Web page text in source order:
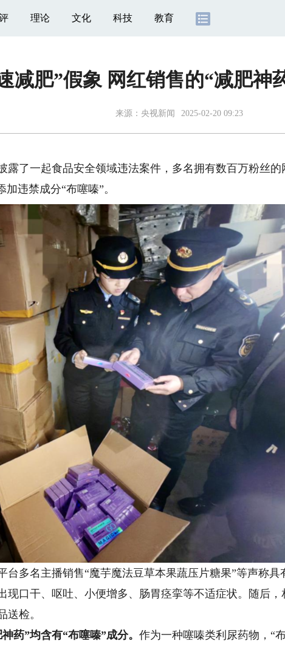
理论 文化 科技 教育
减肥”假象 网红销售的“减肥神
来源： 央视新闻 2025-02-20 09:23
了一起食品安全领域违法案件，多名拥有数百万粉丝的
违禁成分“布噻嗪”。
多名主播销售“魔芋魔法豆草本果蔬压片糖果”等声称具
现口干、呕吐、小便增多、肠胃痉挛等不适症状。随后，
送检。
药”均含有“布噻嗪”成分。作为一种噻嗪类利尿药物，“